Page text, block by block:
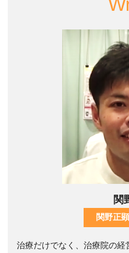
関
関野正
治療だけでなく、治療院の